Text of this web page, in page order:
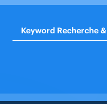
Keyword Recherche